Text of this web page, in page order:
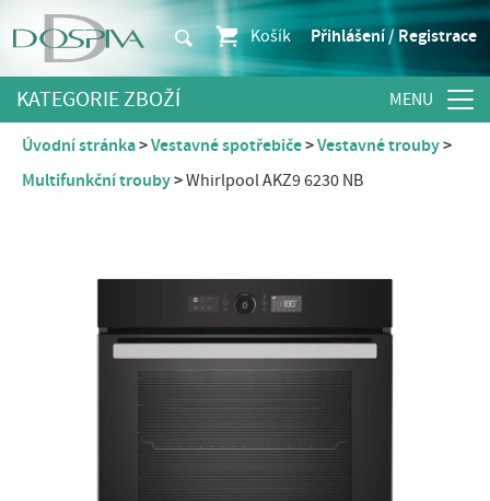
Košík Přihlášení / Registrace
KATEGORIE ZBOŽÍ
Úvodní stránka Vestavné spotřebiče
Vestavné trouby
Multifunkční trouby
Whirlpool AKZ9 6230 NB